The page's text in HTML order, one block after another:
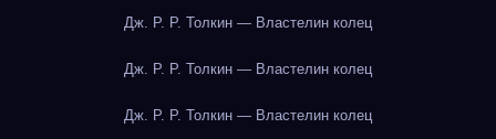
Дж. Р. Р. Толкин — Властелин колец
Дж. Р. Р. Толкин — Властелин колец
Дж. Р. Р. Толкин — Властелин колец